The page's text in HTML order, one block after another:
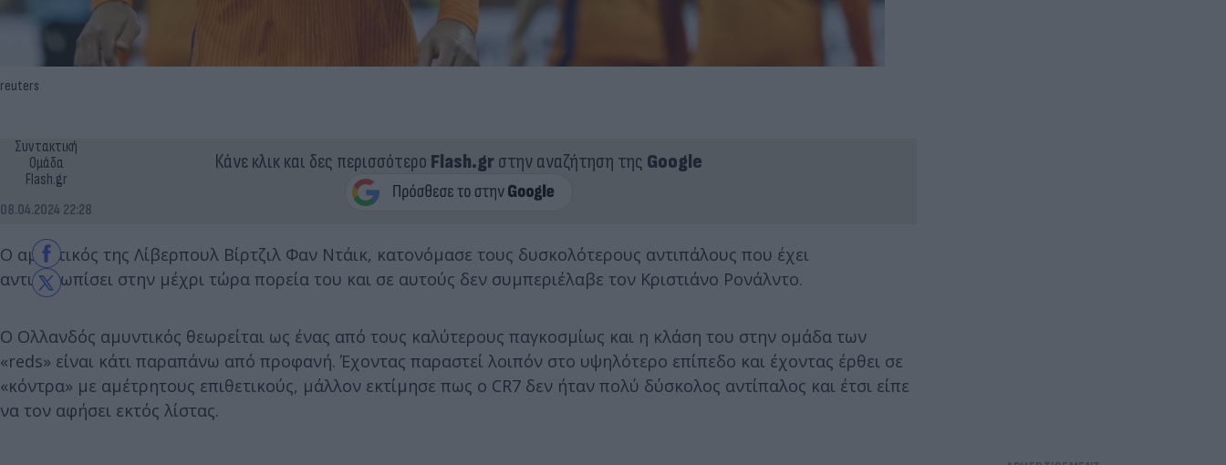
reuters
Συντακτική
Ομάδα
Flash.gr
08.04.2024 22:28
Κάνε κλικ και δες περισσότερο Flash.grστην αναζήτηση της Google
Ο αμυντικός της Λίβερπουλ Βίρτζιλ Φαν Ντάικ, κατονόμασε τους δυσκολότερους αντιπάλους που έχει
αντιμετωπίσει στην μέχρι τώρα πορεία του και σε αυτούς δεν συμπεριέλαβε τον Κριστιάνο Ρονάλντο.
Ο Ολλανδός αμυντικός θεωρείται ως ένας από τους καλύτερους παγκοσμίως και η κλάση του στην ομάδα των
«reds» είναι κάτι παραπάνω από προφανή. Έχοντας παραστεί λοιπόν στο υψηλότερο επίπεδο και έχοντας έρθει σε
«κόντρα» με αμέτρητους επιθετικούς, μάλλον εκτίμησε πως ο CR7 δεν ήταν πολύ δύσκολος αντίπαλος και έτσι είπε
να τον αφήσει εκτός λίστας.